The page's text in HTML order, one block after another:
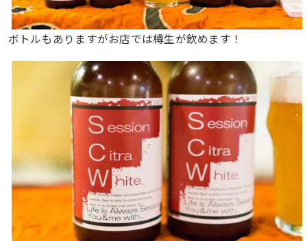
ボトルもありますがお店では樽生が飲めます！